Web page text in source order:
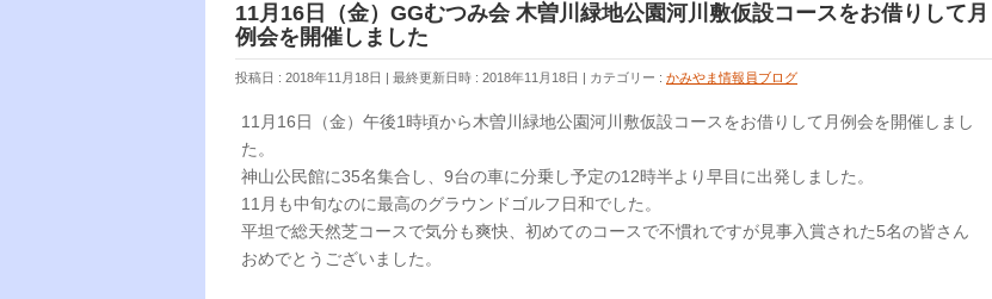
11月16日（金）GGむつみ会 木曽川緑地公園河川敷仮設コースをお借りして月
例会を開催しました
投稿日 : 2018年11月18日 最終更新日時 : 2018年11月18日 カテゴリー : かみやま情報員ブログ
11月16日（金）午後1時頃から木曽川緑地公園河川敷仮設コースをお借りして月例会を開催しまし
た。
神山公民館に35名集合し、9台の車に分乗し予定の12時半より早目に出発しました。
11月も中旬なのに最高のグラウンドゴルフ日和でした。
平坦で総天然芝コースで気分も爽快、初めてのコースで不慣れですが見事入賞された5名の皆さん
おめでとうございました。